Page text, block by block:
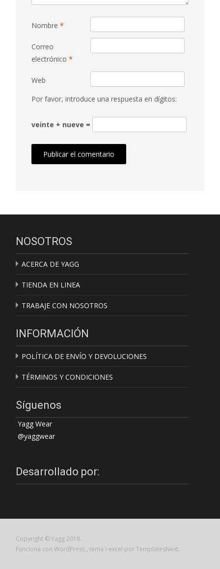
Nombre *
Correo
electrónico *
Web
Por favor, introduce una respuesta en dígitos:
veinte + nueve =
NOSOTROS
ACERCA DE YAGG
TIENDA EN LINEA
TRABAJE CON NOSOTROS
INFORMACIÓN
POLÍTICA DE ENVÍO Y DEVOLUCIONES
TÉRMINOS Y CONDICIONES
Síguenos
Yagg Wear
@yaggwear
Desarrollado por:
Copyright © Yagg 2018.
Funciona con WordPress , tema i-excel por TemplatesNext.